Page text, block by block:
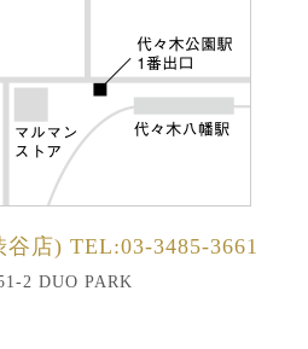
谷店) TEL:03-3485-3661
2 DUO PARK